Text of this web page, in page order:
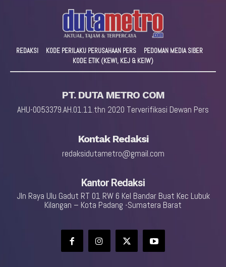
REDAKSI KODE PERILAKU PERUSAHAAN PERS
PEDOMAN MEDIA SIBER
KODE ETIK (KEWI, KEJ & KEIW)
PT. DUTA METRO COM
AHU-0053379.AH.01.11.thn 2020 Terverifikasi Dewan Pers
Kontak Redaksi
redaksidutametro@gmail.com
Kantor Redaksi
Jln Raya Ulu Gadut RT 01 RW 6 Kel Bandar Buat Kec Lubuk
Kilangan – Kota Padang -Sumatera Barat